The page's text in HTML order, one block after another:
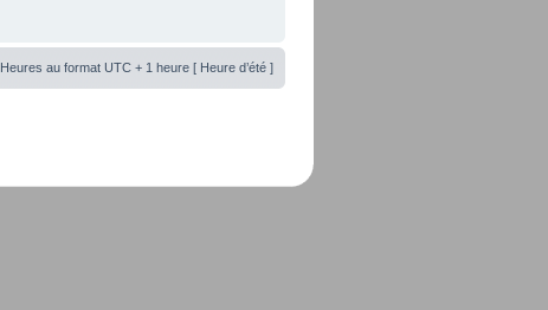
Heures au format UTC + 1 heure [ Heure d’été ]